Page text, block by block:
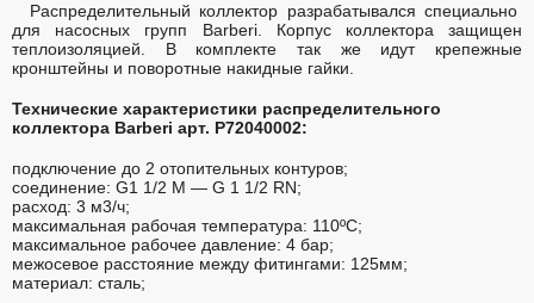
Распределительный коллектор разрабатывался специально
для насосных групп Barberi. Корпус коллектора защищен
теплоизоляцией. В комплекте так же идут крепежные
кронштейны и поворотные накидные гайки.
Технические характеристики распределительного
коллектора Barberi арт. P72040002:
подключение до 2 отопительных контуров;
соединение: G1 1/2 M — G 1 1/2 RN;
расход: 3 м3/ч;
максимальная рабочая температура: 110ºC;
максимальное рабочее давление: 4 бар;
межосевое расстояние между фитингами: 125мм;
материал: сталь;